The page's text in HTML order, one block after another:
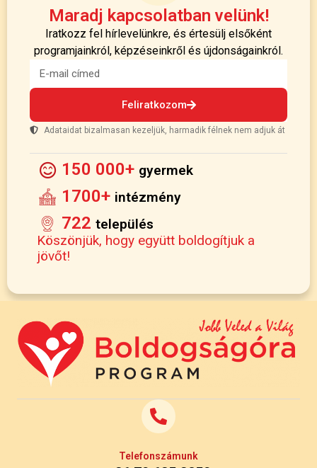
Maradj kapcsolatban velünk!
Iratkozz fel hírlevelünkre, és értesülj elsőként
programjainkról, képzéseinkről és újdonságainkról.
Feliratkozom
Adataidat bizalmasan kezeljük, harmadik félnek nem adjuk át
150 000+ gyermek
1700+ intézmény
722 település
Köszönjük, hogy együtt boldogítjuk a
jövőt!
Telefonszámunk